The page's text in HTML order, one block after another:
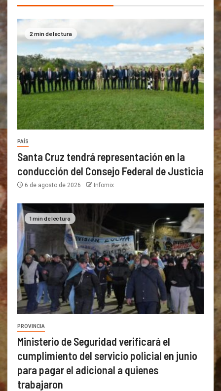
2 min de lectura
PAÍS
Santa Cruz tendrá representación en la
conducción del Consejo Federal de Justicia
6 de agosto de 2026 Infomix
1 min de lectura
PROVINCIA
Ministerio de Seguridad verificará el
cumplimiento del servicio policial en junio
para pagar el adicional a quienes
trabajaron